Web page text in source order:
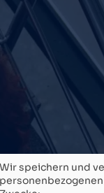
Wir speichern und